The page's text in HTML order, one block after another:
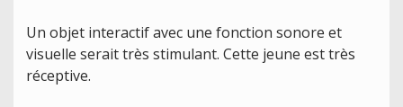
Un objet interactif avec une fonction sonore et
visuelle serait très stimulant. Cette jeune est très
réceptive.